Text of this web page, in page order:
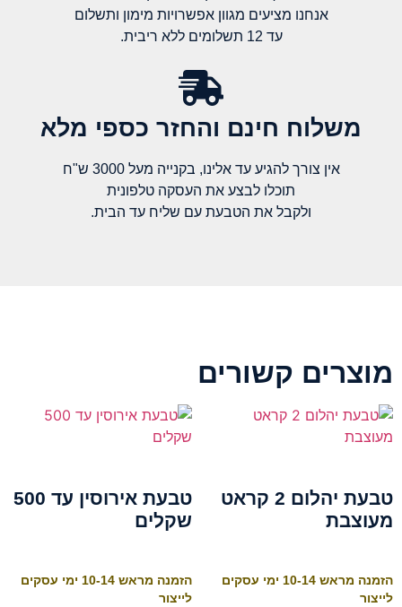
אנחנו מציעים מגוון אפשרויות מימון ותשלום
עד 12 תשלומים ללא ריבית.
משלוח חינם והחזר כספי מלא​
אין צורך להגיע עד אלינו, בקנייה מעל 3000 ש"ח
תוכלו לבצע את העסקה טלפונית
ולקבל את הטבעת עם שליח עד הבית.
מוצרים קשורים
טבעת יהלום 2 קראט
מעוצבת
הזמנה מראש 10-14 ימי עסקים
לייצור
טבעת אירוסין עד 500
שקלים
הזמנה מראש 10-14 ימי עסקים
לייצור